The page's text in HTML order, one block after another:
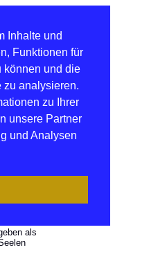
Inhalte und
Funktionen für
können und die
zu analysieren.
zu Ihrer
unsere Partner
und Analysen
als